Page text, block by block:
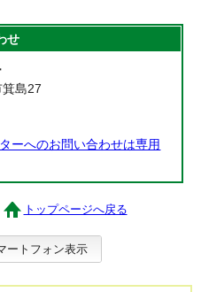
せ
島27
ーへのお問い合わせは専用
トップページへ戻る
ートフォン表示